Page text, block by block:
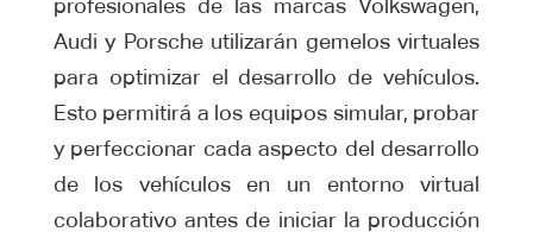
profesionales de las marcas Volkswagen,
Audi y Porsche utilizarán gemelos virtuales
para optimizar el desarrollo de vehículos.
Esto permitirá a los equipos simular, probar
y perfeccionar cada aspecto del desarrollo
de los vehículos en un entorno virtual
colaborativo antes de iniciar la producción